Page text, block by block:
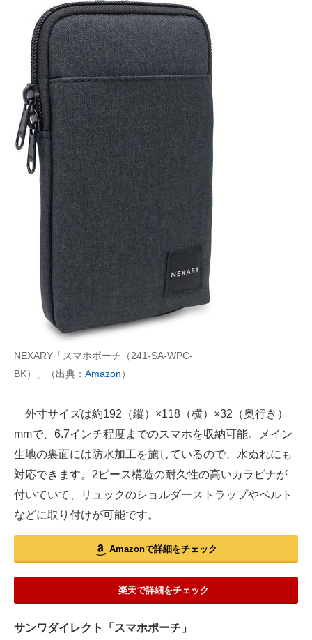
NEXARY「スマホポーチ（241-SA-WPC-
BK）」（出典： Amazon）
外寸サイズは約192（縦）×118（横）×32（奥行き）
mmで、6.7インチ程度までのスマホを収納可能。メイン
生地の裏面には防水加工を施しているので、水ぬれにも
対応できます。2ピース構造の耐久性の高いカラビナが
付いていて、リュックのショルダーストラップやベルト
などに取り付けが可能です。
Amazonで詳細をチェック
楽天で詳細をチェック
サンワダイレクト「スマホポーチ」